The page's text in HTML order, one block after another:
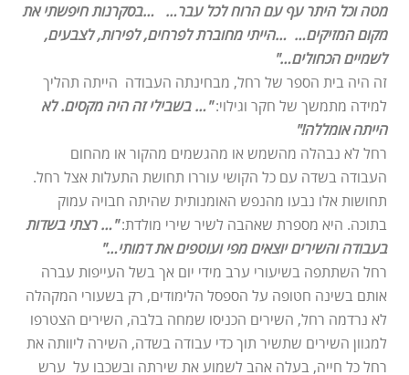
מטה וכל היתר עף עם הרוח לכל עבר… …בסקרנות חיפשתי את
מקום המזיקים… …הייתי מחוברת לפרחים, לפירות, לצבעים,
לשמיים הכחולים…"
זה היה בית הספר של רחל, מבחינתה העבודה הייתה תהליך
למידה מתמשך של חקר וגילוי:"… בשבילי זה היה מקסים. לא
הייתה אומללה!"
רחל לא נבהלה מהשמש או מהגשמים מהקור או מהחום
העבודה בשדה עם כל הקושי עוררו תחושת התעלות אצל רחל.
תחושות אלו נבעו מהנפש האומנותית שהיתה חבויה עמוק
בתוכה. היא מספרת שאהבה לשיר שירי מולדת:"… רצתי בשדות
בעבודה והשירים יוצאים מפי ועוטפים את דמותי…"
רחל השתתפה בשיעורי ערב מידי יום אך בשל העייפות עברה
אותם בשינה חטופה על הספסל הלימודים, רק בשעורי המקהלה
לא נרדמה רחל, השירים הכניסו שמחה בלבה, השירים הצטרפו
למגוון השירים שתשיר תוך כדי עבודה בשדה, השירה ליוותה את
רחל כל חייה, בעלה אהב לשמוע את שירתה ובשכבו על ערש